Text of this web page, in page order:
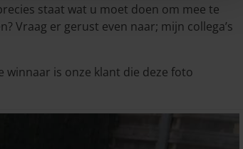
staat wat u moet doen om mee te
Vraag er gerust even naar; mijn collega’s
winnaar is onze klant die deze foto